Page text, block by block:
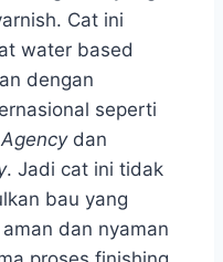
Cat ini
water based
dengan
seperti
dan
. Jadi cat ini tidak
bau yang
dan nyaman